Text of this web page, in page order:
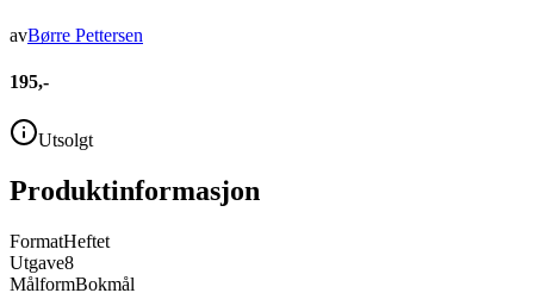
avBørre Pettersen
195,-
Utsolgt
Produktinformasjon
FormatHeftet
Utgave8
MålformBokmål